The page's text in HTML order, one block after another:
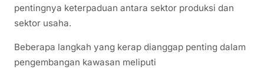
pentingnya keterpaduan antara sektor produksi dan
sektor usaha.
Beberapa langkah yang kerap dianggap penting dalam
pengembangan kawasan meliputi